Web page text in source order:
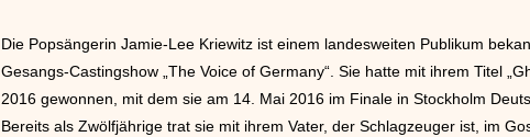
Die Popsängerin Jamie-Lee Kriewitz ist einem landesweiten Publikum
Gesangs-Castingshow „The Voice of Germany“. Sie hatte mit ihrem Titel
2016 gewonnen, mit dem sie am 14. Mai 2016 im Finale in Stockholm
Bereits als Zwölfjährige trat sie mit ihrem Vater, der Schlagzeuger ist, im